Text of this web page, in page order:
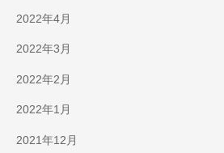
2022年4月
2022年3月
2022年2月
2022年1月
2021年12月